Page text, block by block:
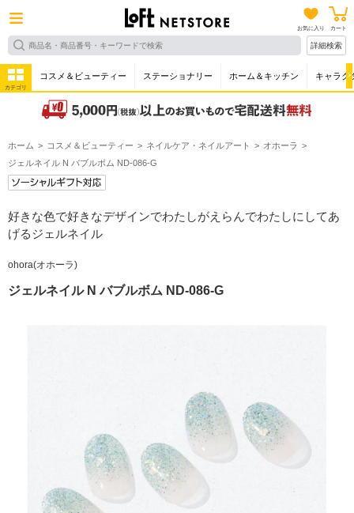
お気に入り カート
詳細検索
カテゴリ
コスメ＆ビューティー ステーショナリー ホーム＆キッチン キャラク
ホーム コスメ＆ビューティー ネイルケア・ネイルアート
オホーラ
ジェルネイル N バブルボム ND-086-G
好きな色で好きなデザインでわたしがえらんでわたしにしてあ
げるジェルネイル
ohora(オホーラ)
ジェルネイル N バブルボム ND-086-G